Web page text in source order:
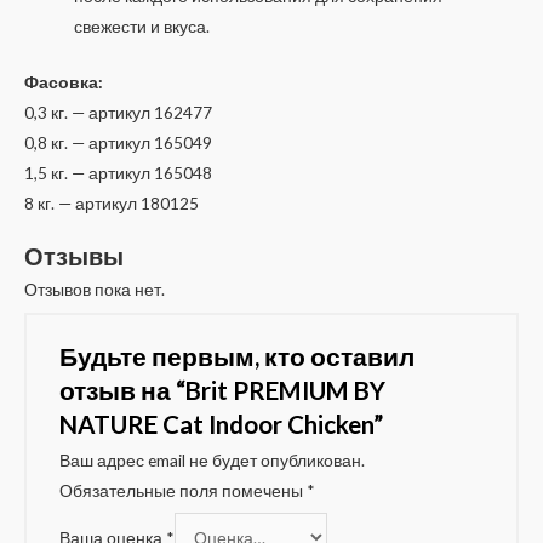
свежести и вкуса.
Фасовка:
0,3 кг. — артикул 162477
0,8 кг. — артикул 165049
1,5 кг. — артикул 165048
8 кг. — артикул 180125
Отзывы
Отзывов пока нет.
Будьте первым, кто оставил
отзыв на “Brit PREMIUM BY
NATURE Cat Indoor Chicken”
Ваш адрес email не будет опубликован.
Обязательные поля помечены *
Ваша оценка *